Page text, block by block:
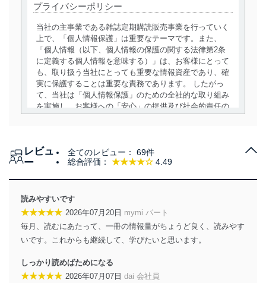
プライバシーポリシー
当社の主事業である雑誌定期購読販売事業を行っていく
上で、「個人情報保護」は重要なテーマです。また、
「個人情報（以下、個人情報の保護の関する法律第2条
に定義する個人情報を意味する）」は、お客様にとって
も、取り扱う当社にとっても重要な情報資産であり、確
実に保護することは重要な責務であります。 したがっ
て、当社は「個人情報保護」のための全社的な取り組み
を実施し、お客様への「安心」の提供及び社会的責任の
当社は、個人情報の取得・利用・提供に際して、その利
達成に必要な範囲内で適法かつ公正な手段によって取
得・利用・提供を行います。また、当社が保有している
個人情報は、同意を得ずに目的外利用、第三者への提
供・開示は行いません。当社においてはこれらの取り組
みを確実にするため、従業者等の教育を徹底してまいり
ます。また、目的外利用を行わないために、適切な管理
法令遵守
レビュ
ー
総合評価： ★★★★☆ 4.49
全てのレビュー： 69件
読みやすいです
★★★★★ 2026年07月20日 mymi パート
毎月、読むにあたって、一冊の情報量がちょうど良く、読みやす
いです。これからも継続して、学びたいと思います。
しっかり読めばためになる
★★★★★ 2026年07月07日 dai 会社員